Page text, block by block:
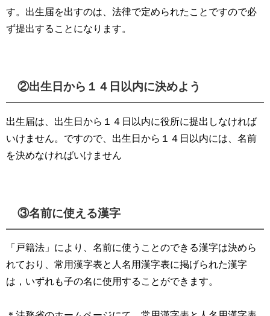
す。出生届を出すのは、法律で定められたことですので必
ず提出することになります。
②出生日から１４日以内に決めよう
出生届は、出生日から１４日以内に役所に提出しなければ
いけません。ですので、出生日から１４日以内には、名前
を決めなければいけません
③名前に使える漢字
「戸籍法」により、名前に使うことのできる漢字は決めら
れており、常用漢字表と人名用漢字表に掲げられた漢字
は，いずれも子の名に使用することができます。